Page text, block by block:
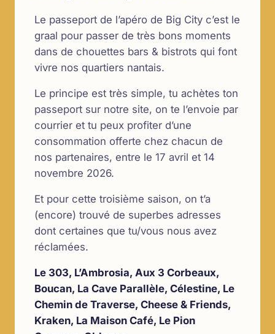
Le passeport de l’apéro de Big City c’est le
graal pour passer de très bons moments
dans de chouettes bars & bistrots qui font
vivre nos quartiers nantais.
Le principe est très simple, tu achètes ton
passeport sur notre site, on te l’envoie par
courrier et tu peux profiter d’une
consommation offerte chez chacun de
nos partenaires, entre le 17 avril et 14
novembre 2026.
Et pour cette troisième saison, on t’a
(encore) trouvé de superbes adresses
dont certaines que tu/vous nous avez
réclamées.
Le 303, L’Ambrosia, Aux 3 Corbeaux,
Boucan, La Cave Parallèle, Célestine, Le
Chemin de Traverse, Cheese & Friends,
Kraken, La Maison Café, Le Pion